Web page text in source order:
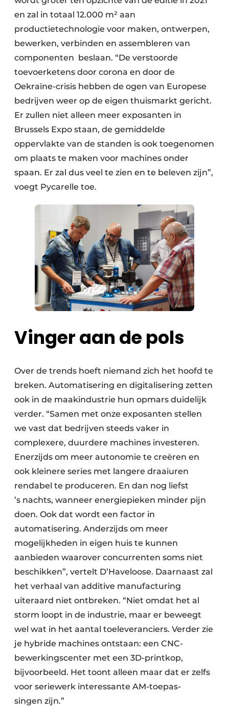
en zal in totaal 12.000 m² aan
productietechnologie voor maken, ontwerpen,
bewerken, verbinden en assembleren van
componenten beslaan. “De verstoorde
toevoerketens door corona en door de
Oekraïne-crisis hebben de ogen van Europese
bedrijven weer op de eigen thuismarkt gericht.
Er zullen niet alleen meer exposanten in
Brussels Expo staan, de gemiddelde
oppervlakte van de standen is ook toegenomen
om plaats te maken voor machines onder
spaan. Er zal dus veel te zien en te beleven zijn”,
voegt Pycarelle toe.
Vinger aan de pols
Over de trends hoeft niemand zich het hoofd te
breken. Automatisering en digitalisering zetten
ook in de maakindustrie hun opmars duidelijk
verder. “Samen met onze exposanten stellen
we vast dat bedrijven steeds vaker in
complexere, duurdere machines investeren.
Enerzijds om meer autonomie te creëren en
ook kleinere series met langere draaiuren
rendabel te produceren. En dan nog liefst
’s nachts, wanneer energiepieken minder pijn
doen. Ook dat wordt een factor in
automatisering. Anderzijds om meer
mogelijkheden in eigen huis te kunnen
aanbieden waarover concurrenten soms niet
beschikken”, vertelt D’Haveloose. Daarnaast zal
het verhaal van additive manufacturing
uiteraard niet ontbreken. “Niet omdat het al
storm loopt in de indus­trie, maar er beweegt
wel wat in het aantal toeleveranciers. Verder zie
je hybride machines ontstaan: een CNC-
bewerkingscenter met een 3D-printkop,
bijvoorbeeld. Het toont alleen maar dat er zelfs
voor seriewerk interessante AM-toepas­
singen zijn.”